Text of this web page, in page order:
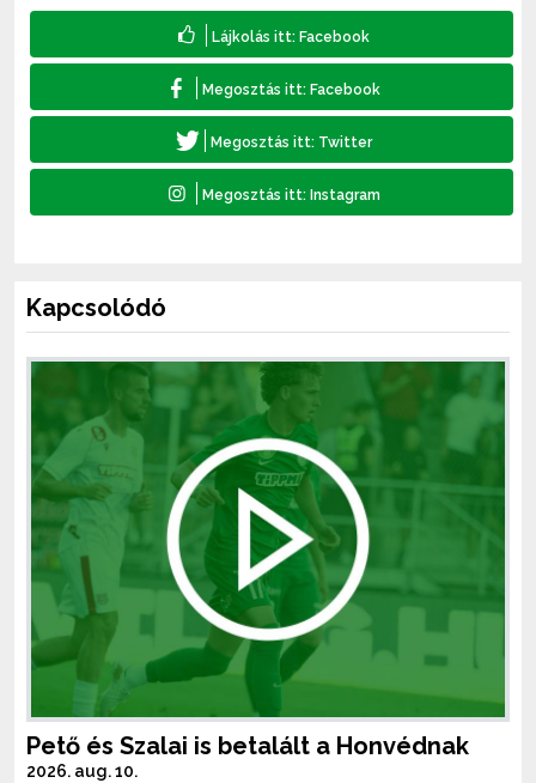
Kapcsolódó
Pető és Szalai is betalált a Honvédnak
2026. aug. 10.